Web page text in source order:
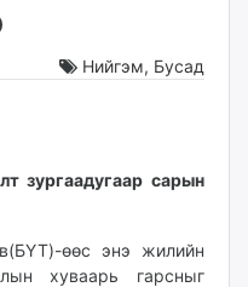
Нийгэм, Бусад
зургаадугаар сарын
өөс энэ жилийн
хуваарь гарсныг